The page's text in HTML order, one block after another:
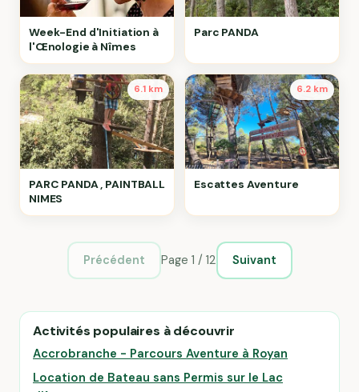
Week-End d'Initiation à
l'Œnologie à Nîmes
Parc PANDA
6.1 km
PARC PANDA , PAINTBALL
NIMES
6.2 km
Escattes Aventure
Précédent Page 1 / 12 Suivant
Activités populaires à découvrir
Accrobranche - Parcours Aventure à Royan
Location de Bateau sans Permis sur le Lac